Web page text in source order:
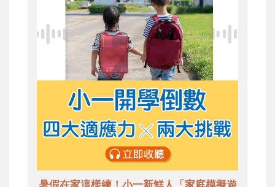
暑假在家這樣練！小一新鮮人「家庭模擬遊